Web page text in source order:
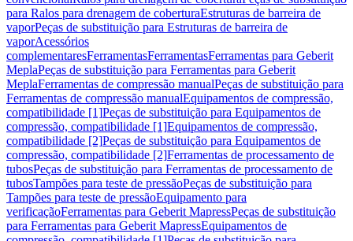
para Ralos para drenagem de coberturaEstruturas de barreira de
vaporPeças de substituição para Estruturas de barreira de
vaporAcessórios
complementaresFerramentasFerramentasFerramentas para Geberit
MeplaPeças de substituição para Ferramentas para Geberit
MeplaFerramentas de compressão manualPeças de substituição para
Ferramentas de compressão manualEquipamentos de compressão,
compatibilidade [1]Peças de substituição para Equipamentos de
compressão, compatibilidade [1]Equipamentos de compressão,
compatibilidade [2]Peças de substituição para Equipamentos de
compressão, compatibilidade [2]Ferramentas de processamento de
tubosPeças de substituição para Ferramentas de processamento de
tubosTampões para teste de pressãoPeças de substituição para
Tampões para teste de pressãoEquipamento para
verificaçãoFerramentas para Geberit MapressPeças de substituição
para Ferramentas para Geberit MapressEquipamentos de